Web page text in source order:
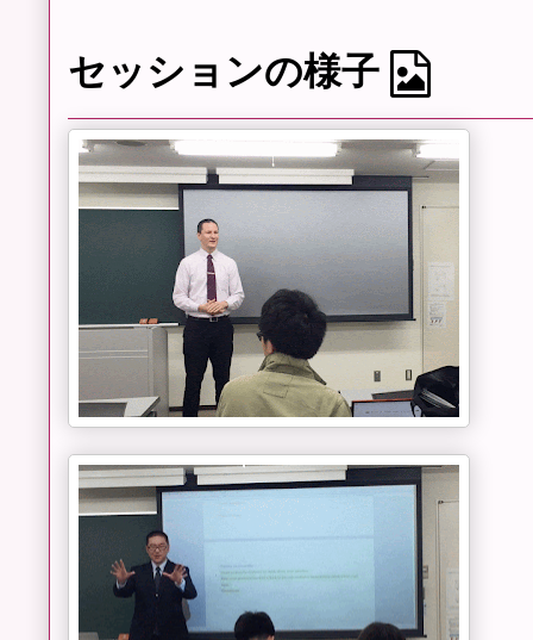
セッションの様子